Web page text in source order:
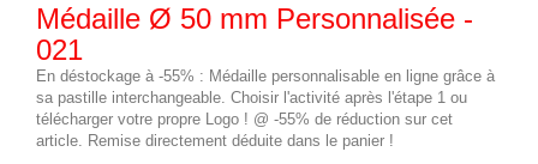
Médaille Ø 50 mm Personnalisée -
021
En déstockage à -55% : Médaille personnalisable en ligne grâce à
sa pastille interchangeable. Choisir l'activité après l'étape 1 ou
télécharger votre propre Logo ! @ -55% de réduction sur cet
article. Remise directement déduite dans le panier !